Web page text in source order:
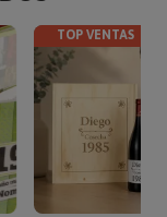
TOP VENTAS